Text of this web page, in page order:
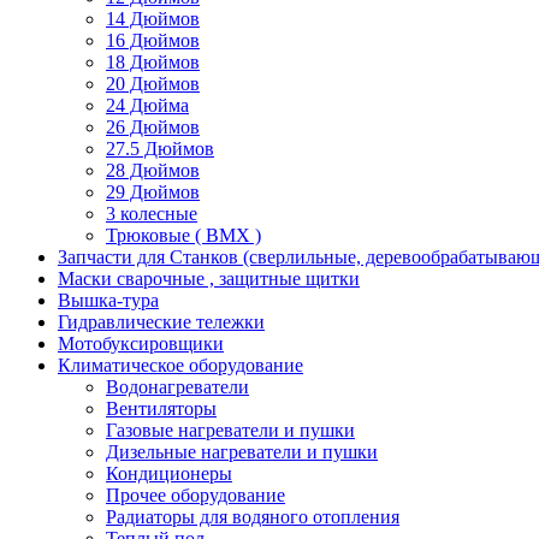
14 Дюймов
16 Дюймов
18 Дюймов
20 Дюймов
24 Дюйма
26 Дюймов
27.5 Дюймов
28 Дюймов
29 Дюймов
3 колесные
Трюковые ( BMX )
Запчасти для Станков (сверлильные,
Маски сварочные , защитные щитки
Вышка-тура
Гидравлические тележки
Мотобуксировщики
Климатическое оборудование
Водонагреватели
Вентиляторы
Газовые нагреватели и пушки
Дизельные нагреватели и пушки
Кондиционеры
Прочее оборудование
Радиаторы для водяного отопления